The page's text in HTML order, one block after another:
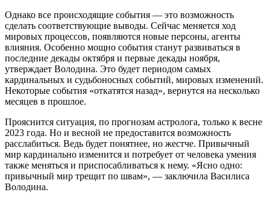
Однако все происходящие события — это возможность
сделать соответствующие выводы. Сейчас меняется ход
мировых процессов, появляются новые персоны, агенты
влияния. Особенно мощно события станут развиваться в
последние декады октября и первые декады ноября,
утверждает Володина. Это будет периодом самых
кардинальных и судьбоносных событий, мировых изменений.
Некоторые события «откатятся назад», вернутся на несколько
месяцев в прошлое.
Прояснится ситуация, по прогнозам астролога, только к весне
2023 года. Но и весной не предоставится возможность
расслабиться. Ведь будет понятнее, но жестче. Привычный
мир кардинально изменится и потребует от человека умения
также меняться и приспосабливаться к нему. «Ясно одно:
привычный мир трещит по швам», — заключила Василиса
Володина.